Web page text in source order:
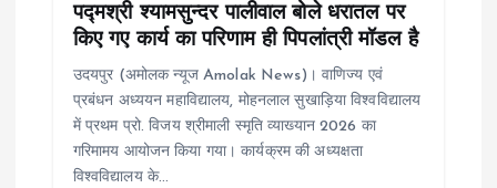
पद्मश्री श्यामसुन्दर पालीवाल बोले धरातल पर
किए गए कार्य का परिणाम ही पिपलांत्री मॉडल है
उदयपुर (अमोलक न्यूज Amolak News)। वाणिज्य एवं
प्रबंधन अध्ययन महाविद्यालय, मोहनलाल सुखाड़िया विश्वविद्यालय
में प्रथम प्रो. विजय श्रीमाली स्मृति व्याख्यान 2026 का
गरिमामय आयोजन किया गया। कार्यक्रम की अध्यक्षता
विश्वविद्यालय के…